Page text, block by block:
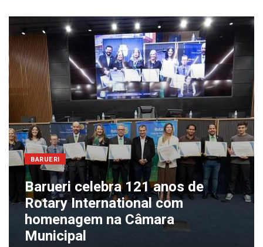
BARUERI
Barueri celebra 121 anos de
Rotary International com
homenagem na Câmara
Municipal